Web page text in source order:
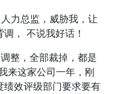
力总监，威胁我，让
， 不说我好话！
整，全部裁掉，都是
来这家公司一年，刚
绩效评级部门要求要有